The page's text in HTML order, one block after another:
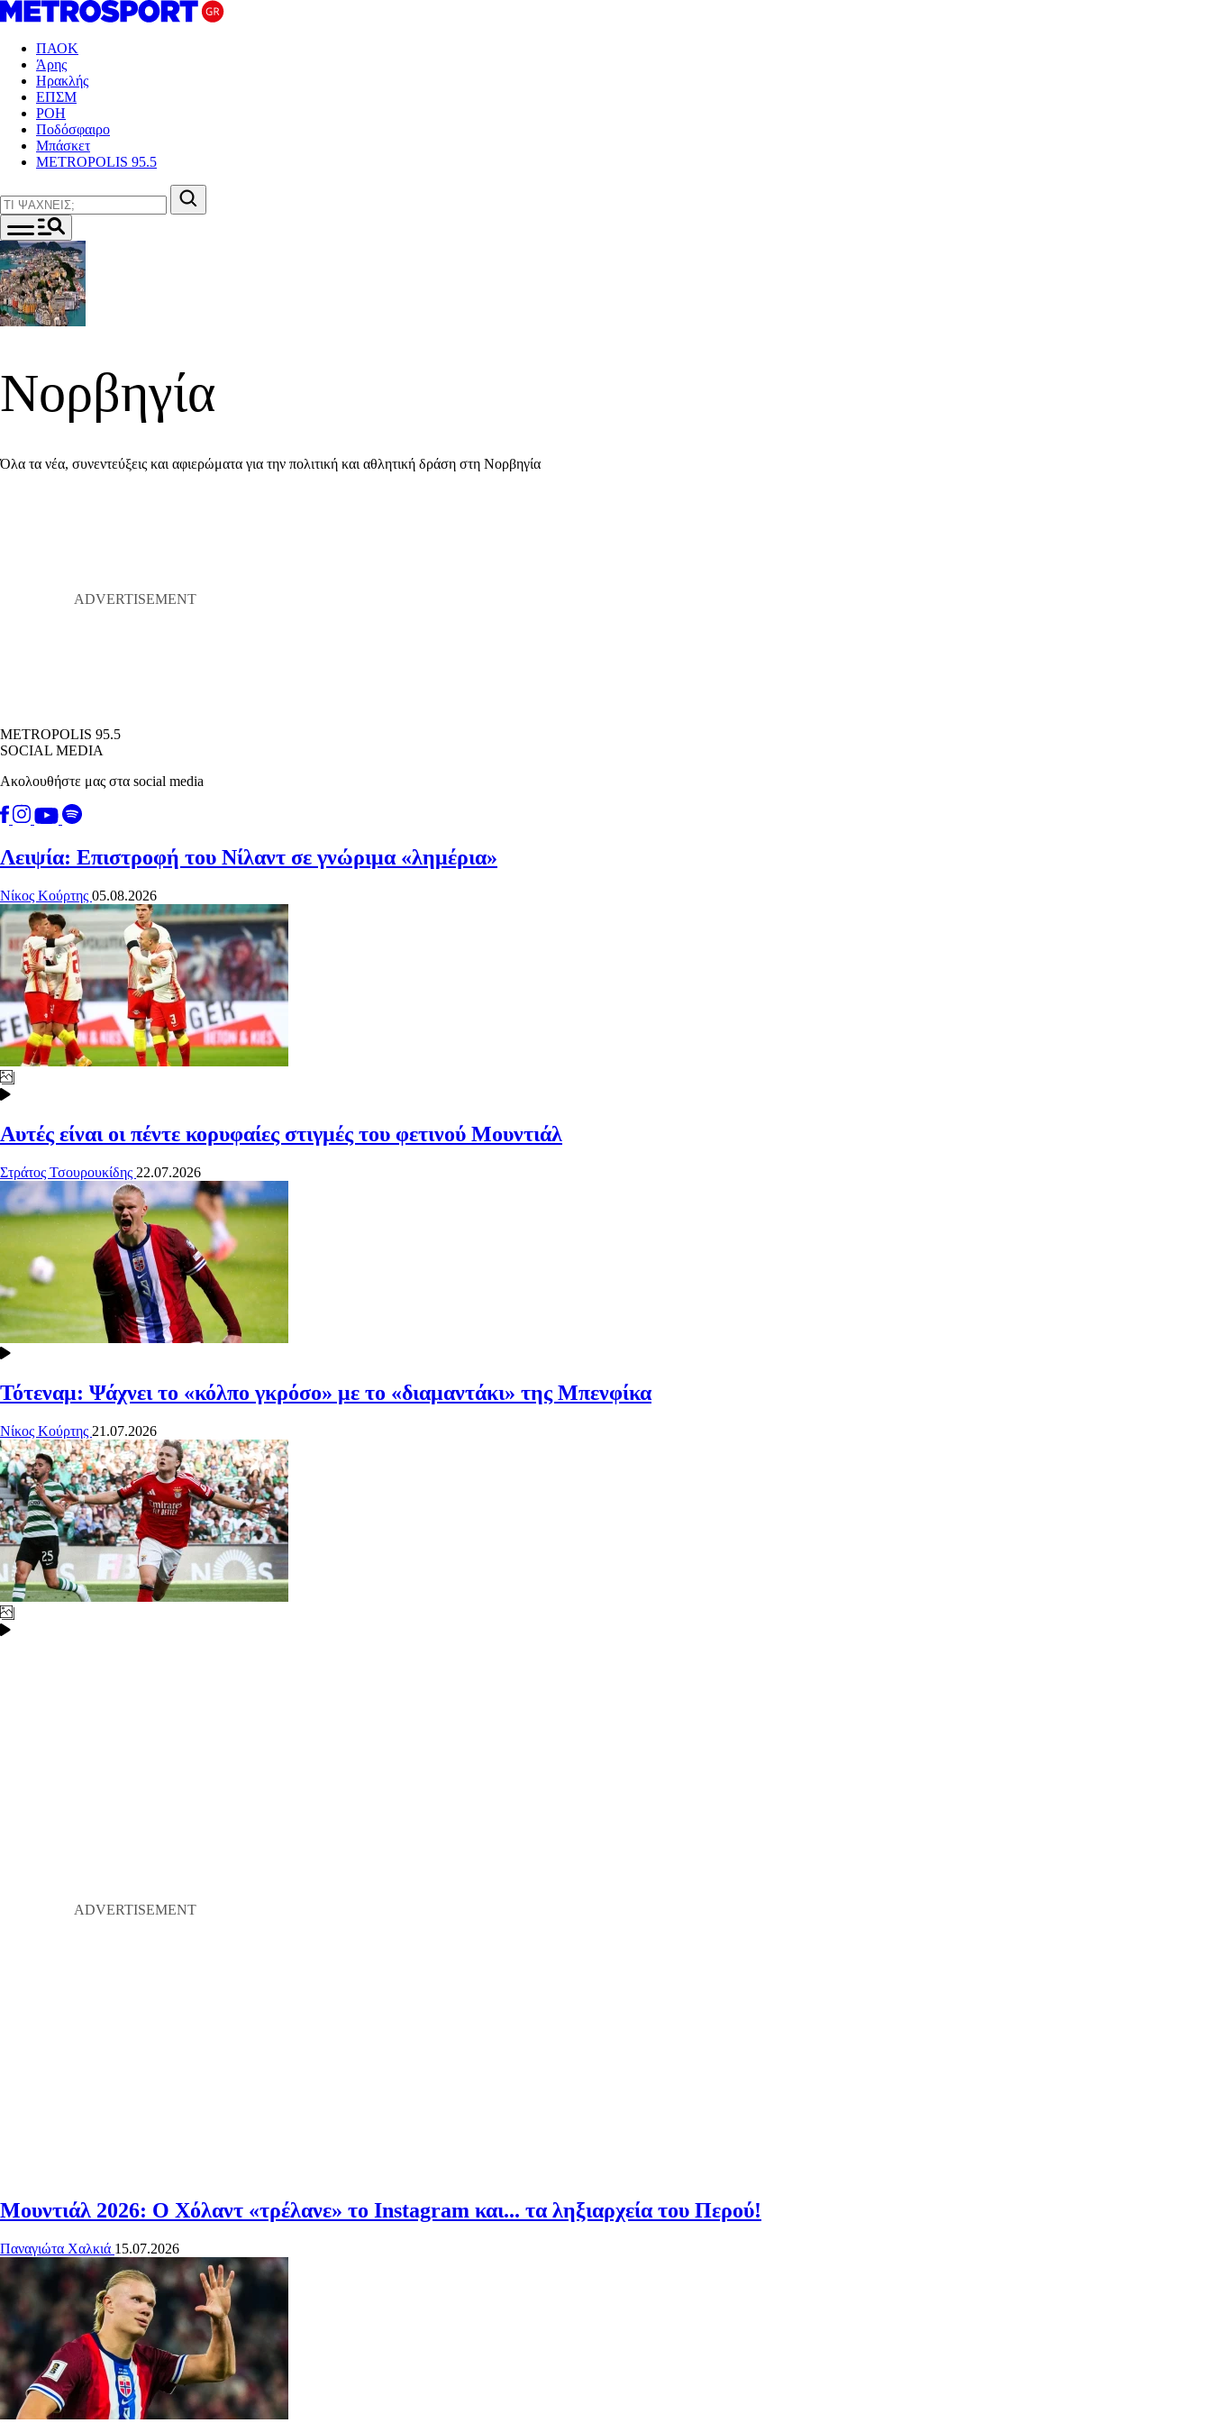
ΠΑΟΚ
Άρης
Ηρακλής
ΕΠΣΜ
ΡΟΗ
Ποδόσφαιρο
Μπάσκετ
METROPOLIS 95.5
Νορβηγία
Όλα τα νέα, συνεντεύξεις και αφιερώματα για την πολιτική και αθλητική δράση στη Νορβηγία
METROPOLIS 95.5
SOCIAL MEDIA
Ακολουθήστε μας στα social media
Λειψία: Επιστροφή του Νίλαντ σε γνώριμα «λημέρια»
Νίκος Κούρτης 05.08.2026
Αυτές είναι οι πέντε κορυφαίες στιγμές του φετινού Μουντιάλ
Στράτος Τσουρουκίδης 22.07.2026
Τότεναμ: Ψάχνει το «κόλπο γκρόσο» με το «διαμαντάκι» της Μπενφίκα
Νίκος Κούρτης 21.07.2026
Μουντιάλ 2026: Ο Χόλαντ «τρέλανε» το Instagram και... τα ληξιαρχεία του Περού!
Παναγιώτα Χαλκιά 15.07.2026